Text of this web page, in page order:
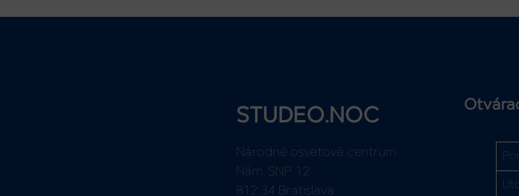
STUDEO.NOC
Národné osvetové centrum
Nám. SNP 12
812 34 Bratislava